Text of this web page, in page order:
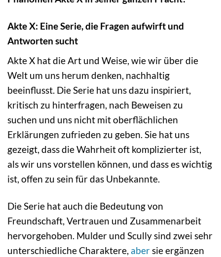
Akte X: Eine Serie, die Fragen aufwirft und
Antworten sucht
Akte X hat die Art und Weise, wie wir über die
Welt um uns herum denken, nachhaltig
beeinflusst. Die Serie hat uns dazu inspiriert,
kritisch zu hinterfragen, nach Beweisen zu
suchen und uns nicht mit oberflächlichen
Erklärungen zufrieden zu geben. Sie hat uns
gezeigt, dass die Wahrheit oft komplizierter ist,
als wir uns vorstellen können, und dass es wichtig
ist, offen zu sein für das Unbekannte.
Die Serie hat auch die Bedeutung von
Freundschaft, Vertrauen und Zusammenarbeit
hervorgehoben. Mulder und Scully sind zwei sehr
unterschiedliche Charaktere, aber sie ergänzen